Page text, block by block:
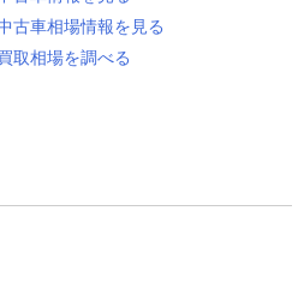
古車相場情報を見る
取相場を調べる